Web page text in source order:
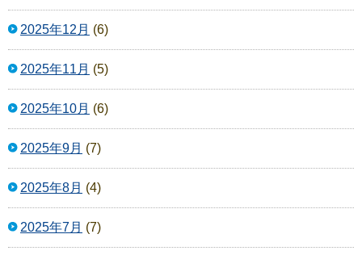
2025年12月 (6)
2025年11月 (5)
2025年10月 (6)
2025年9月 (7)
2025年8月 (4)
2025年7月 (7)